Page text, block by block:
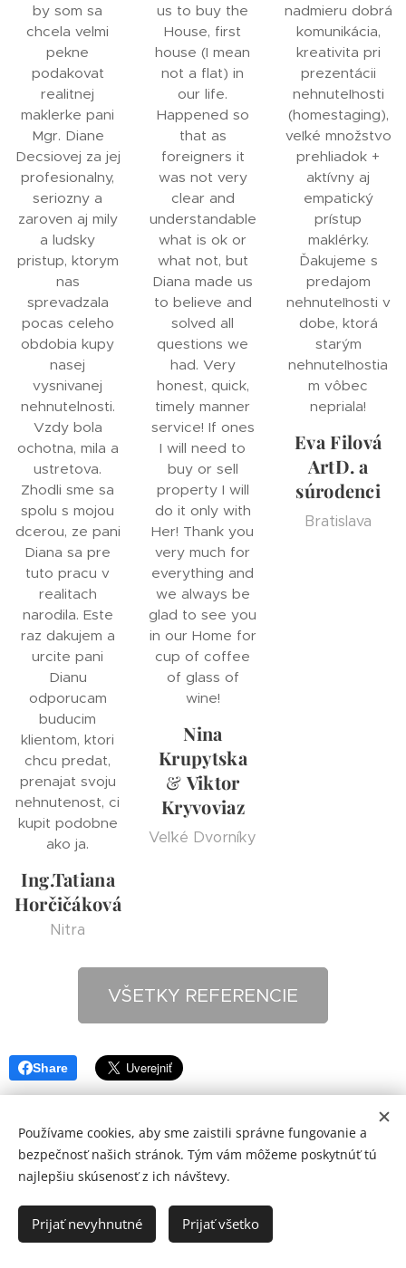
by som sa
chcela velmi
pekne
podakovat
realitnej
maklerke pani
Mgr. Diane
Decsiovej za jej
profesionalny,
seriozny a
zaroven aj mily
a ludsky
pristup, ktorym
nas
sprevadzala
pocas celeho
obdobia kupy
nasej
vysnivanej
nehnutelnosti.
Vzdy bola
ochotna, mila a
ustretova.
Zhodli sme sa
spolu s mojou
dcerou, ze pani
Diana sa pre
tuto pracu v
realitach
narodila. Este
raz dakujem a
urcite pani
Dianu
odporucam
buducim
klientom, ktori
chcu predat,
prenajat svoju
nehnutenost, ci
kupit podobne
ako ja.
Ing.Tatiana
Horčičáková
Nitra
us to buy the
House, first
house (I mean
not a flat) in
our life.
Happened so
that as
foreigners it
was not very
clear and
understandable
what is ok or
what not, but
Diana made us
to believe and
solved all
questions we
had. Very
honest, quick,
timely manner
service! If ones
I will need to
buy or sell
property I will
do it only with
Her! Thank you
very much for
everything and
we always be
glad to see you
in our Home for
cup of coffee
of glass of
wine!
Nina
Krupytska
& Viktor
Kryvoviaz
Veľké Dvorníky
nadmieru dobrá
komunikácia,
kreativita pri
prezentácii
nehnuteľnosti
(homestaging),
veľké množstvo
prehliadok +
aktívny aj
empatický
prístup
maklérky.
Ďakujeme s
predajom
nehnuteľnosti v
dobe, ktorá
starým
nehnuteľnostia
m vôbec
nepriala!
Eva Filová
ArtD. a
súrodenci
Bratislava
VŠETKY REFERENCIE
Share
AUREA&PARTNERI realitná kancelária
Používame cookies, aby sme zaistili správne fungovanie a
bezpečnosť našich stránok. Tým vám môžeme poskytnúť tú
najlepšiu skúsenosť z ich návštevy.
Prijať nevyhnutné Prijať všetko